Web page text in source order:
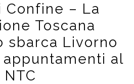
Confine – La
Toscana
sbarca Livorno
al
NTC